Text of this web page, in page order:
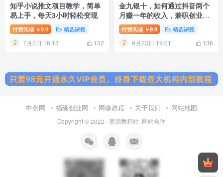
知乎小说推文项目教学，简单
易上手，每天3小时轻松变现
付费阅读 ￥9.9 精选课程
7月2日 18:13 132
金九银十，如何通过抖音两个
月赚一年的收入，兼职创业闷
声赚钱，捡钱时机速度搞起
【揭秘】
付费阅读 ￥9.9 精选课程
9月23日 19:01 136
中创网 福缘创业网 网赚教程 关于我们 网站地图
Copyright © 2022 · 资源教程站 ·网站合作